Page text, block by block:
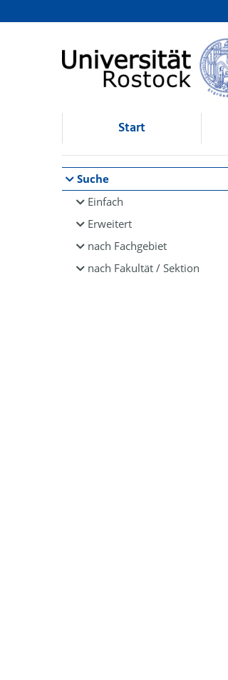
Browsen
direkt zum Inhalt
Start
Suche
Einfach
Erweitert
nach Fachgebiet
nach Fakultät / Sektion